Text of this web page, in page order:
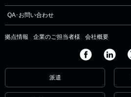
QA･お問い合わせ
拠点情報 企業のご担当者様 会社概要
派遣